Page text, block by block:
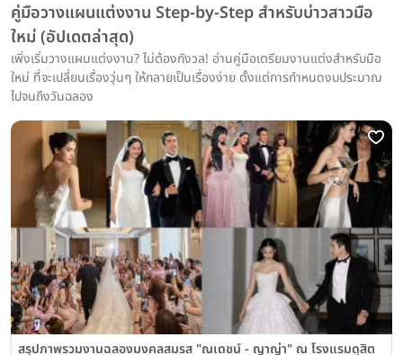
คู่มือวางแผนแต่งงาน Step-by-Step สำหรับบ่าวสาวมือ
ใหม่ (อัปเดตล่าสุด)
เพิ่งเริ่มวางแผนแต่งงาน? ไม่ต้องกังวล! อ่านคู่มือเตรียมงานแต่งสำหรับมือ
ใหม่ ที่จะเปลี่ยนเรื่องวุ่นๆ ให้กลายเป็นเรื่องง่าย ตั้งแต่การกำหนดงบประมาณ
ไปจนถึงวันฉลอง
สรุปภาพรวมงานฉลองมงคลสมรส "ณเดชน์ - ญาญ่า" ณ โรงแรมดุสิต